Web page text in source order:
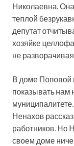
Николаевна.
теплой
депутат
хозяйке
не
В доме Поповой
показывать нам
Ненахов
работников. Но
своем доме